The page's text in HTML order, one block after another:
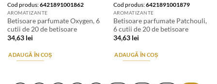
Cod produs:6421891001862
AROMATIZANTE
Betisoare parfumate Oxygen, 6
cutii de 20 de betisoare
34,63 lei
ADAUGĂ ÎN COȘ
Cod produs:6421891001879
AROMATIZANTE
Betisoare parfumate Patchouli,
6 cutii de 20 de betisoare
34,63 lei
ADAUGĂ ÎN COȘ